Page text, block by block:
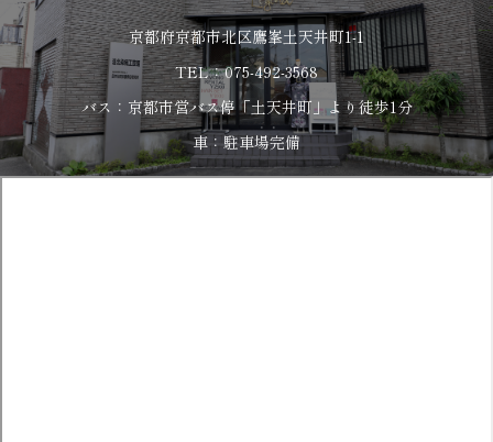
京都府京都市北区鷹峯土天井町1-1
TEL：075-492-3568
バス：京都市営バス停「土天井町」より徒歩1分
車：駐車場完備